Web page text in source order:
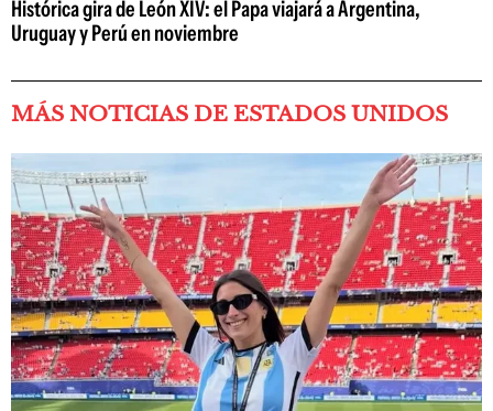
Histórica gira de León XIV: el Papa viajará a Argentina,
Uruguay y Perú en noviembre
MÁS NOTICIAS DE ESTADOS UNIDOS